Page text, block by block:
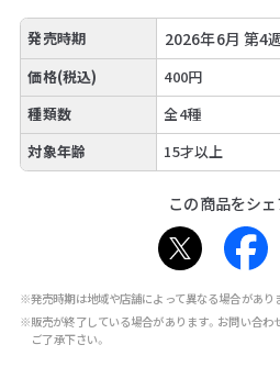
発売時期 2026年6月 第4
価格(税込)
400円
種類数
全4種
対象年齢
15才以上
この商品をシ
※発売時期は地域や店舗によって異なる場合があり
※販売が終了している場合があります。お問い合わ
ご了承下さい。